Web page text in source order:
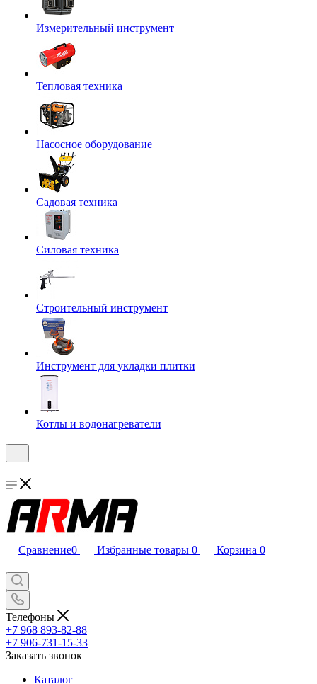
Измерительный инструмент
Тепловая техника
Насосное оборудование
Садовая техника
Силовая техника
Строительный инструмент
Инструмент для укладки плитки
Котлы и водонагреватели
Сравнение0 Избранные товары 0 Корзина 0
Телефоны
+7 968 893-82-88
+7 906-731-15-33
Заказать звонок
Каталог